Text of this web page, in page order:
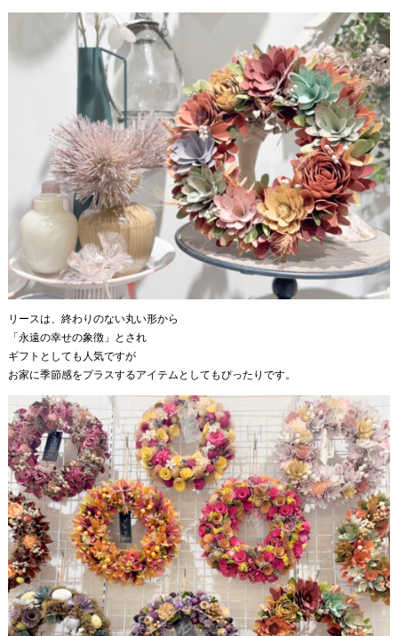
リースは、終わりのない丸い形から
「永遠の幸せの象徴」とされ
ギフトとしても人気ですが
お家に季節感をプラスするアイテムとしてもぴったりです。